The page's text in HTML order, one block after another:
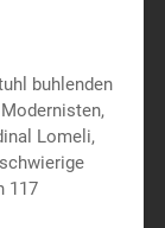
buhlenden
Lomeli,
117